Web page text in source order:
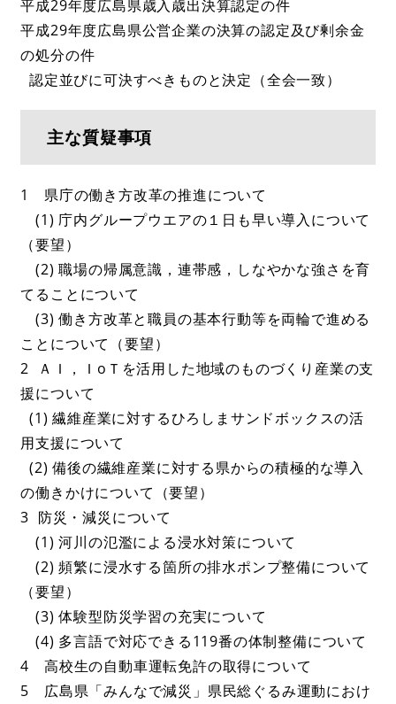
平成29年度広島県歳入歳出決算認定の件
平成29年度広島県公営企業の決算の認定及び剰余金
の処分の件
認定並びに可決すべきものと決定（全会一致）
主な質疑事項
1 県庁の働き方改革の推進について
(1) 庁内グループウエアの１日も早い導入について
（要望）
(2) 職場の帰属意識，連帯感，しなやかな強さを育
てることについて
(3) 働き方改革と職員の基本行動等を両輪で進める
ことについて（要望）
2 ＡＩ，ＩoＴを活用した地域のものづくり産業の支
援について
(1) 繊維産業に対するひろしまサンドボックスの活
用支援について
(2) 備後の繊維産業に対する県からの積極的な導入
の働きかけについて（要望）
3 防災・減災について
(1) 河川の氾濫による浸水対策について
(2) 頻繁に浸水する箇所の排水ポンプ整備について
（要望）
(3) 体験型防災学習の充実について
(4) 多言語で対応できる119番の体制整備について
4 高校生の自動車運転免許の取得について
5 広島県「みんなで減災」県民総ぐるみ運動におけ